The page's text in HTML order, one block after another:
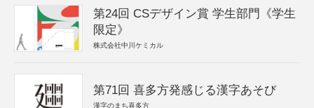
第24回 CSデザイン賞 学生部門《学生
限定》
株式会社中川ケミカル
第71回 喜多方発感じる漢字あそび
漢字のまち喜多方